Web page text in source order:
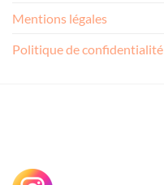
Mentions légales
Politique de confidentialité